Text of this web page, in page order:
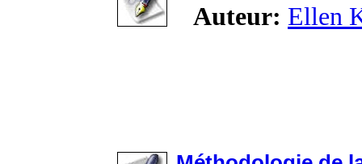
Auteur: Ellen